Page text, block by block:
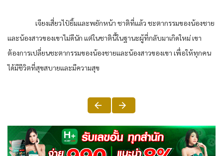
เจียงเสี่ยวไป๋ยิ้มและพยักหน้า ชาติที่แล้ว ชะตากรรมของน้องชาย
และน้องสาวของเขาไม่ดีนัก แต่ในชาตินี้ในฐานะผู้ที่กลับมาเกิดใหม่ เขา
ต้องการเปลี่ยนชะตากรรมของน้องชายและน้องสาวของเขา เพื่อให้ทุกคน
ได้มีชีวิตที่สุขสบายและมีความสุข